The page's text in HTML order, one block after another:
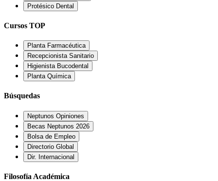
Protésico Dental
Cursos TOP
Planta Farmacéutica
Recepcionista Sanitario
Higienista Bucodental
Planta Química
Búsquedas
Neptunos Opiniones
Becas Neptunos 2026
Bolsa de Empleo
Directorio Global
Dir. Internacional
Filosofía Académica